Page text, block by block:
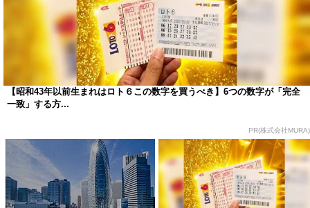
【昭和43年以前生まれはロト６この数字を買うべき】6つの数字が「完全
一致」する方...
PR(株式会社MURA)